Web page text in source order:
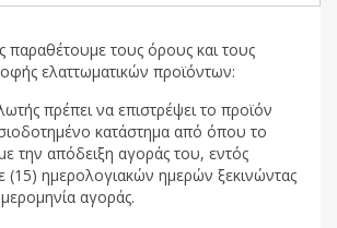
τους όρους και τους
ελαττωματικών προϊόντων:
πρέπει να επιστρέψει το προϊόν
κατάστημα από όπου το
την απόδειξη αγοράς του, εντός
(15) ημερολογιακών ημερών ξεκινώντας
αγοράς.